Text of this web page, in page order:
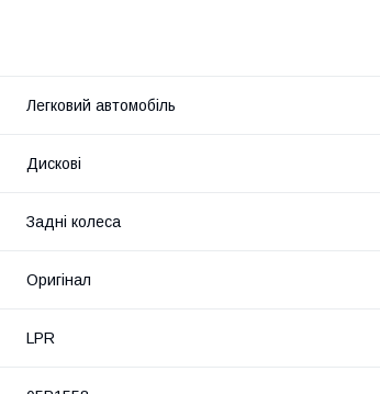
Легковий автомобіль
Дискові
Задні колеса
Оригінал
LPR